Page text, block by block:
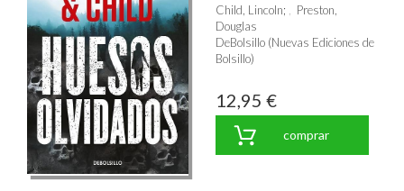
Child, Lincoln;
Preston,
Douglas
DeBolsillo (Nuevas Ediciones de
Bolsillo)
12,95 €
comprar